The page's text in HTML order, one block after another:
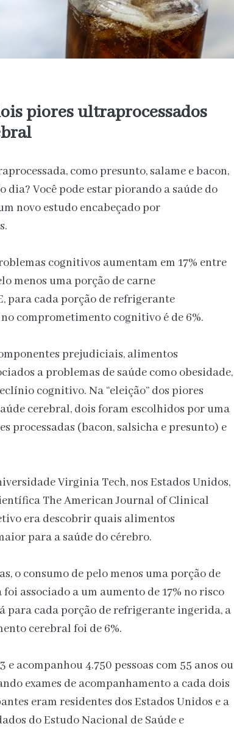
piores ultraprocessados
como presunto, salame e bacon,
Você pode estar piorando a saúde do
novo estudo encabeçado por
cognitivos aumentam em 17% entre
menos uma porção de carne
para cada porção de refrigerante
comprometimento cognitivo é de 6%.
prejudiciais, alimentos
a problemas de saúde como obesidade,
cognitivo. Na “eleição” dos piores
cerebral, dois foram escolhidos por uma
processadas (bacon, salsicha e presunto) e
Virginia Tech, nos Estados Unidos,
The American Journal of Clinical
era descobrir quais alimentos
para a saúde do cérebro.
o consumo de pelo menos uma porção de
associado a um aumento de 17% no risco
para cada porção de refrigerante ingerida, a
cerebral foi de 6%.
e acompanhou 4.750 pessoas com 55 anos ou
exames de acompanhamento a cada dois
eram residentes dos Estados Unidos e a
do Estudo Nacional de Saúde e